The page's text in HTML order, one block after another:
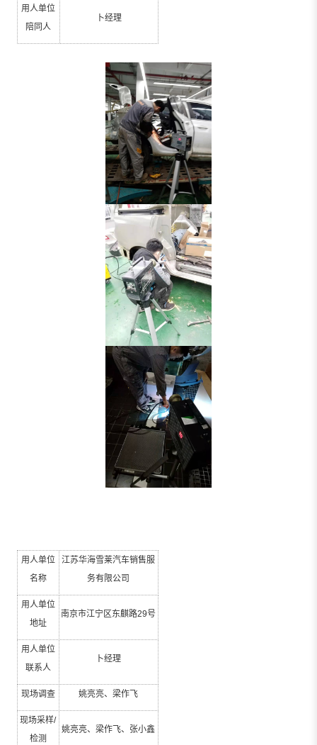
用人单位
陪同人
卜经理
用人单位
名称
江苏华海雪莱汽车销售服
务有限公司
用人单位
地址
南京市江宁区东麒路29号
用人单位
联系人
卜经理
现场调查 姚亮亮、梁作飞
现场采样/
检测
姚亮亮、梁作飞、张小鑫